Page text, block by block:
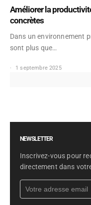
Améliorer la
concrètes
Dans un environnement
sont plus que…
1 septembre 2025
NEWSLETTER
Inscrivez-vous pour
directement dans